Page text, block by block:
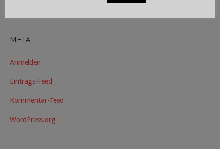
META
Anmelden
Eintrags-Feed
Kommentar-Feed
WordPress.org